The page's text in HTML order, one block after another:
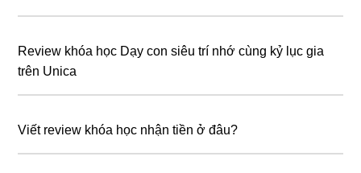
Review khóa học Dạy con siêu trí nhớ cùng kỷ lục gia
trên Unica
Viết review khóa học nhận tiền ở đâu?